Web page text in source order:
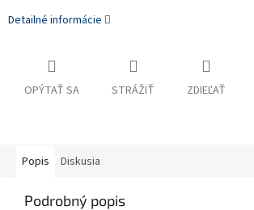
Detailné informácie
OPÝTAŤ SA STRÁŽIŤ ZDIEĽAŤ
Popis Diskusia
Podrobný popis